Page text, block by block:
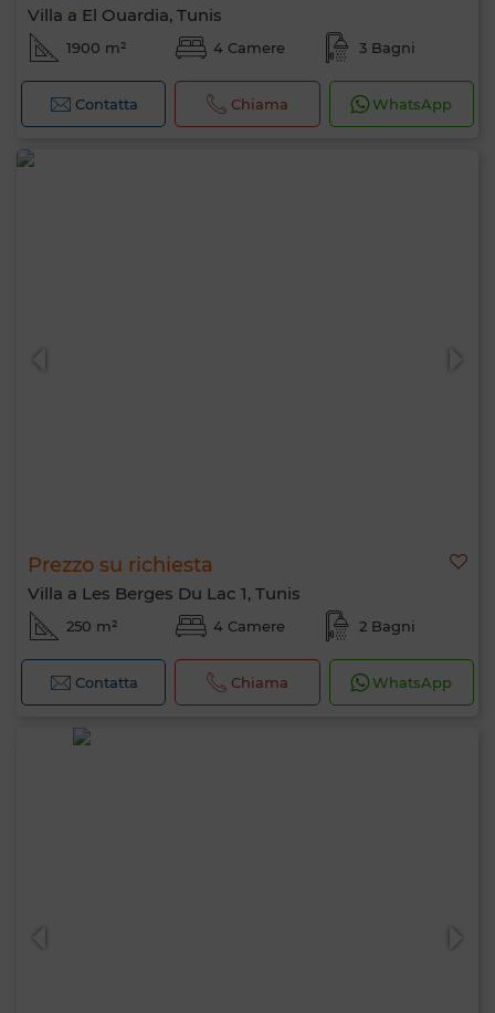
Villa a El Ouardia, Tunis
1900 m² 4 Camere 3 Bagni
Contatta Chiama WhatsApp
Prezzo su richiesta
Villa a Les Berges Du Lac 1, Tunis
250 m² 4 Camere 2 Bagni
Contatta Chiama WhatsApp